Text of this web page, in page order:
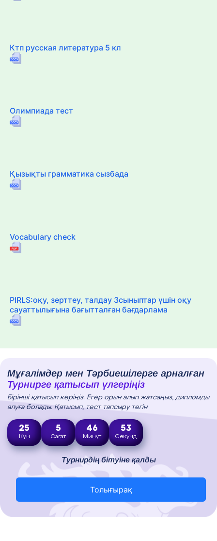
Ктп русская литература 5 кл
Олимпиада тест
Қызықты грамматика сызбада
Vocabulary check
PIRLS:оқу, зерттеу, талдау 3сыныптар үшін оқу
сауаттылығына бағытталған бағдарлама
Мұғалімдер мен Тәрбиешілерге арналған
Турнирге қатысып үлгеріңіз
Бірінші қатысып көріңіз. Егер орын алып жатсаңыз, дипломды
алуға болады. Қатысып, тест тапсыру тегін
25
Күн
5
Сағат
46
Минут
51
Секунд
Турнирдің бітуіне қалды
Толығырақ